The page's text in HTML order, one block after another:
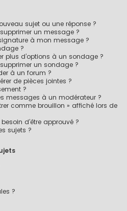
sujet ou une réponse ?
un message ?
à mon message ?
?
plus d’options à un sondage ?
un sondage ?
à un forum ?
de pièces jointes ?
?
messages à un modérateur ?
comme brouillon » affiché lors de
d’être approuvé ?
sujets ?
?